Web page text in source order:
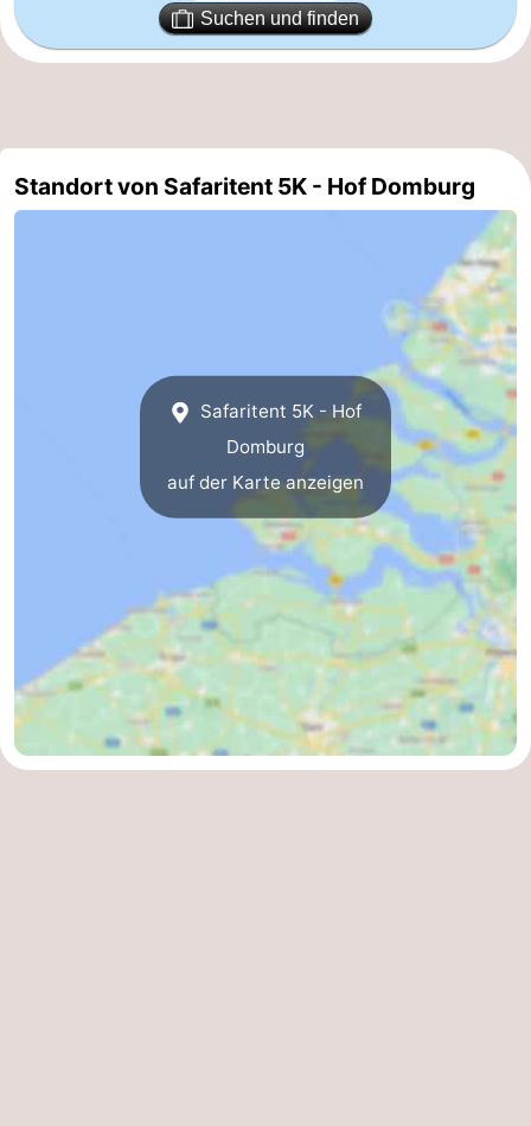
Walcherse
Dishoek
-
Vlaanderen
-
Suchen und finden
Standort von Safaritent 5K - Hof Domburg
Safaritent 5K - Hof
Domburg
auf der Karte anzeigen